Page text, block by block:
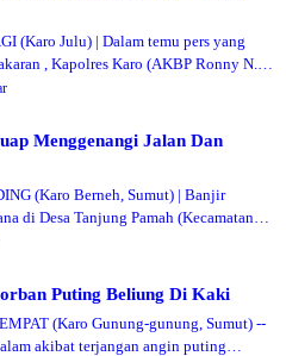
(Karo Julu) | Dalam temu pers yang
, Kapolres Karo (AKBP Ronny N.
Menggenangi Jalan Dan
(Karo Berneh, Sumut) | Banjir
di Desa Tanjung Pamah (Kecamatan
alias K…
Puting Beliung Di Kaki
(Karo Gunung-gunung, Sumut) --
akibat terjangan angin puting